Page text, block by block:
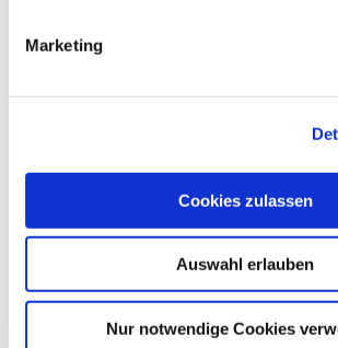
Marketing
Cookies zulassen
Auswahl erlauben
Nur notwendige Cookies
August 2024
Juli 2024